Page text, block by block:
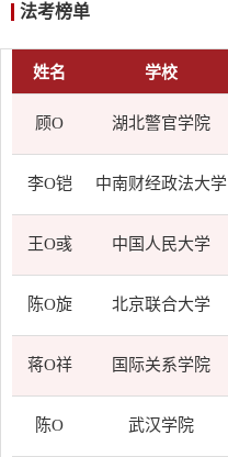
法考榜单
姓名 学校
顾O 湖北警官学院
李O铠 中南财经政法大学
王O彧 中国人民大学
陈O旋 北京联合大学
蒋O祥 国际关系学院
陈O 武汉学院